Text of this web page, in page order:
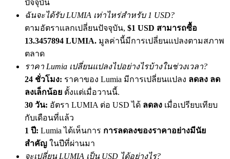
Deposit CASHCAT & Win
Share 500000 CASHCAT prize pool
Exclusive for BitMart Users
ปัจจุบัน
ฉันจะได้รับ LUMIA เท่าไหร่สำหรับ 1 USD?
ตามอัตราแลกเปลี่ยนปัจจุบัน, $1 USD สามารถซื้อ
13.3457894 LUMIA. มูลค่านี้มีการเปลี่ยนแปลงตามสภาพ
ตลาด
ราคา Lumia เปลี่ยนแปลงไปอย่างไรบ้างในช่วงเวลา?
24 ชั่วโมง: ราคาของ Lumia มีการเปลี่ยนแปลง ลดลง ลด
ลงเล็กน้อย ตั้งแต่เมื่อวานนี้.
30 วัน: อัตรา LUMIA ต่อ USD ได้ ลดลง เมื่อเปรียบเทียบ
กับเดือนที่แล้ว
1 ปี: Lumia ได้เห็นการ การลดลงของราคาอย่างมีนัย
สำคัญ ในปีที่ผ่านมา
จะเปลี่ยน LUMIA เป็น USD ได้อย่างไร?